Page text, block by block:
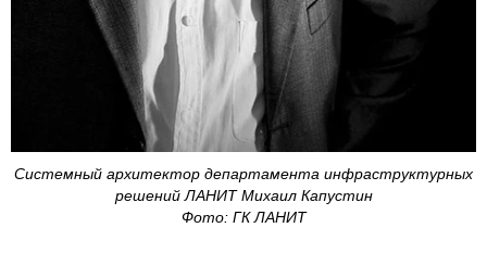
Системный архитектор департамента инфраструктурных
решений ЛАНИТ Михаил Капустин
Фото: ГК ЛАНИТ